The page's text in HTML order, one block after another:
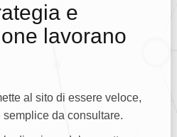
e
lavorano
al sito di essere veloce,
da consultare.